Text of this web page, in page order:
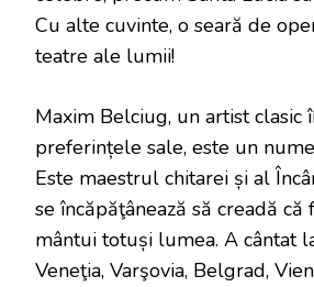
Cu alte cuvinte, o seară de
teatre ale lumii!
Maxim Belciug, un artist clasic
preferințele sale, este un
Este maestrul chitarei și al
se încăpăţânează să creadă
mântui totuși lumea. A cântat
Veneţia, Varşovia, Belgrad,